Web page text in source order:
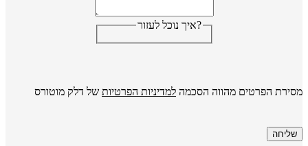
?איך נוכל לעזור
הפרטים מהווה הסכמה למדיניות הפרטיות של דלק מוטורס
שליחה